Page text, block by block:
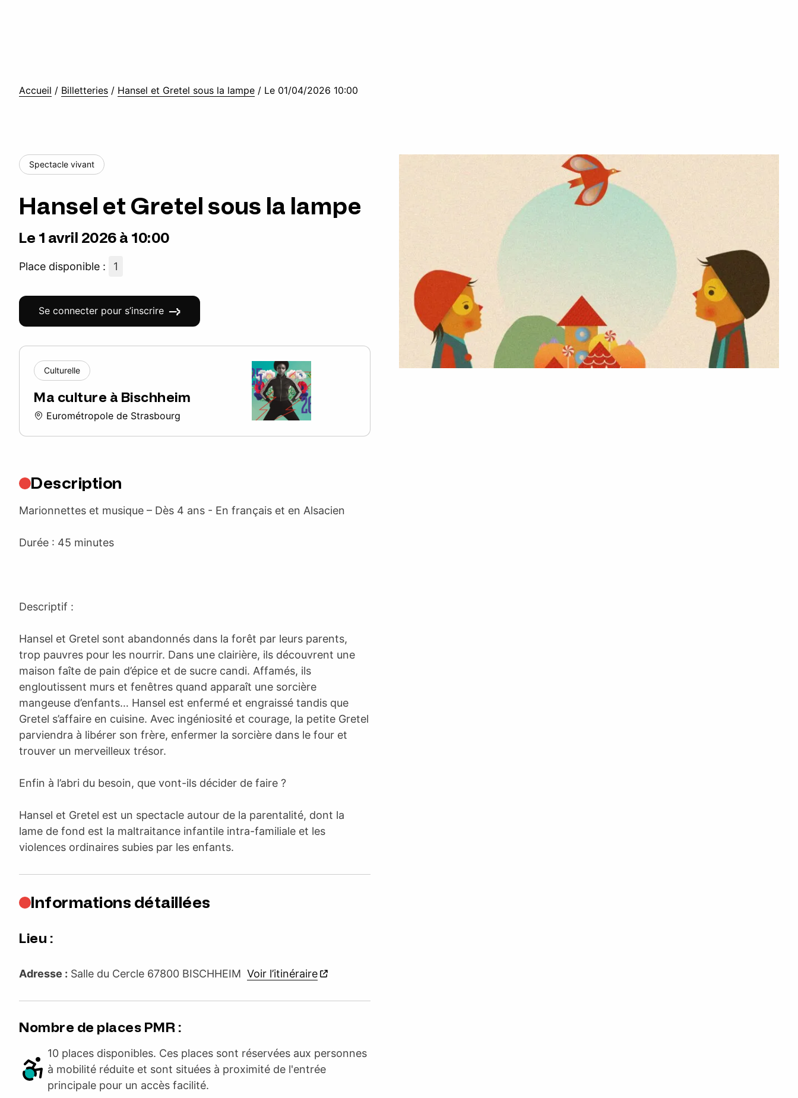
Accueil / Billetteries / Hansel et Gretel sous la lampe / Le 01/04/2026 10:00
Spectacle vivant
Hansel et Gretel sous la lampe
Le 1 avril 2026 à 10:00
Place disponible : 1
Se connecter pour s’inscrire
Culturelle
Ma culture à Bischheim
Eurométropole de Strasbourg
Description
Marionnettes et musique – Dès 4 ans - En français et en Alsacien
Durée : 45 minutes
Descriptif :
Hansel et Gretel sont abandonnés dans la forêt par leurs parents,
trop pauvres pour les nourrir. Dans une clairière, ils découvrent une
maison faîte de pain d’épice et de sucre candi. Affamés, ils
engloutissent murs et fenêtres quand apparaît une sorcière
mangeuse d’enfants… Hansel est enfermé et engraissé tandis que
Gretel s’affaire en cuisine. Avec ingéniosité et courage, la petite Gretel
parviendra à libérer son frère, enfermer la sorcière dans le four et
trouver un merveilleux trésor.
Enfin à l’abri du besoin, que vont-ils décider de faire ?
Hansel et Gretel est un spectacle autour de la parentalité, dont la
lame de fond est la maltraitance infantile intra-familiale et les
violences ordinaires subies par les enfants.
Informations détaillées
Lieu :
Adresse : Salle du Cercle 67800 BISCHHEIM Voir l’itinéraire
Nombre de places PMR :
10 places disponibles. Ces places sont réservées aux personnes
à mobilité réduite et sont situées à proximité de l'entrée
principale pour un accès facilité.